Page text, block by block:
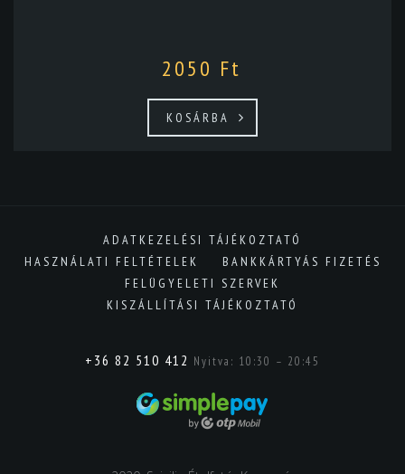
2050 Ft
KOSÁRBA
ADATKEZELÉSI TÁJÉKOZTATÓ
HASZNÁLATI FELTÉTELEK
BANKKÁRTYÁS FIZETÉS
FELÜGYELETI SZERVEK
KISZÁLLÍTÁSI TÁJÉKOZTATÓ
+36 82 510 412 Nyitva: 10:30 – 20:45